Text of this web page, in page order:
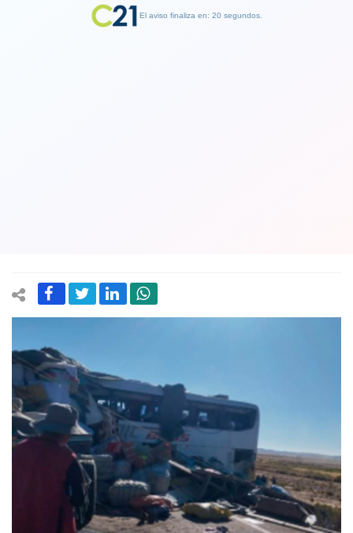
El aviso finaliza en: 19 segundos.